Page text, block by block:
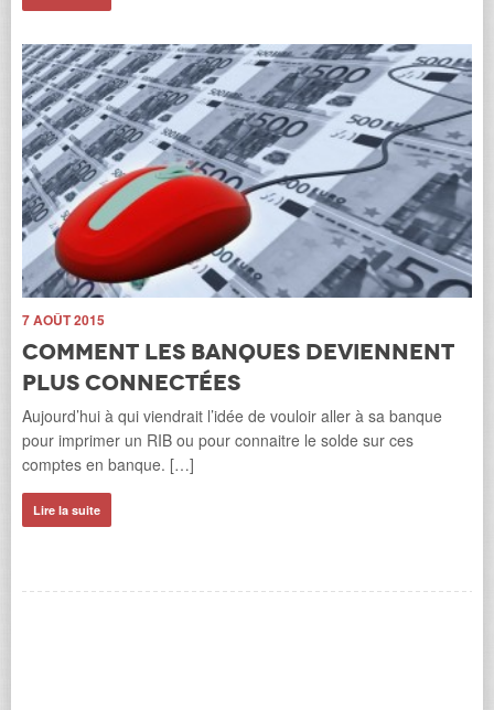
7 AOÛT 2015
Comment les banques deviennent
plus connectées
Aujourd’hui à qui viendrait l’idée de vouloir aller à sa banque
pour imprimer un RIB ou pour connaitre le solde sur ces
comptes en banque. […]
Lire la suite